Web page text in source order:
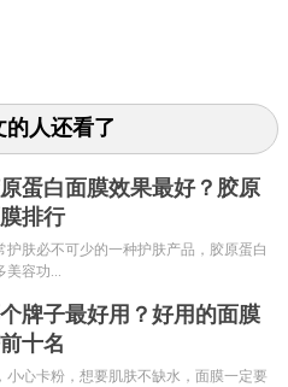
油
场上的销量和口碑度一
速的吸收堆积在肌肤之中
，从而平衡油脂，水润肌
的人还看了
蛋白面膜效果最好？胶原
排行
护肤必不可少的一种护肤产品，胶原蛋白
美容功...
牌子最好用？好用的面膜
十名
小心卡粉，想要肌肤不缺水，面膜一定要